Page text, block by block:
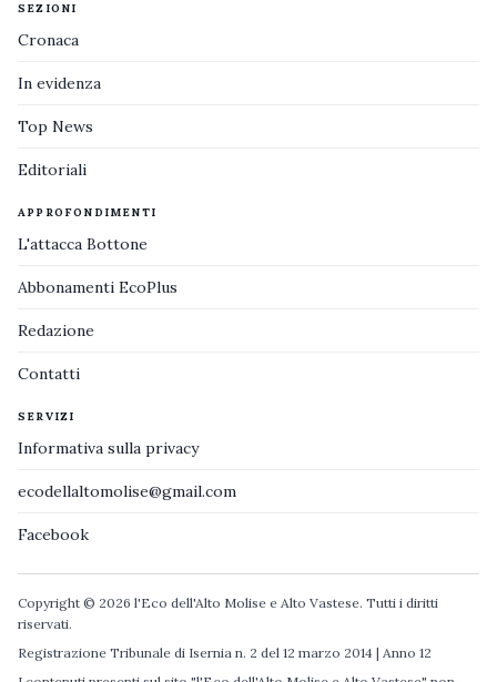
SEZIONI
Cronaca
In evidenza
Top News
Editoriali
APPROFONDIMENTI
L'attacca Bottone
Abbonamenti EcoPlus
Redazione
Contatti
SERVIZI
Informativa sulla privacy
ecodellaltomolise@gmail.com
Facebook
Copyright © 2026 l'Eco dell'Alto Molise e Alto Vastese. Tutti i diritti
riservati.
Registrazione Tribunale di Isernia n. 2 del 12 marzo 2014 | Anno 12